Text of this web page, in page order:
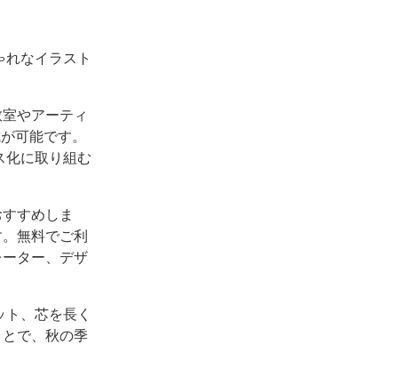
なイラスト
やアーティ
可能です。
化に取り組む
すめしま
無料でご利
ター、デザ
、芯を長く
で、秋の季